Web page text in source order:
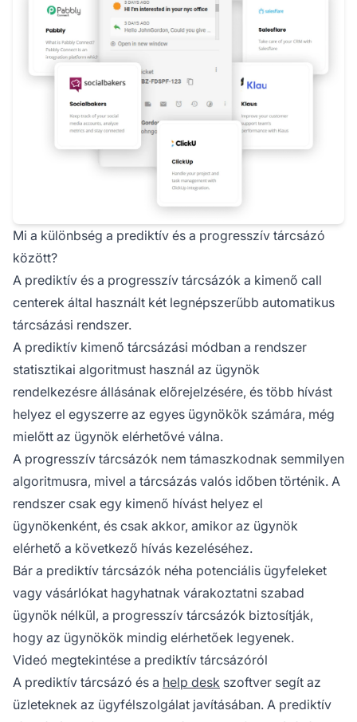
Mi a különbség a prediktív és a progresszív tárcsázó
között?
A prediktív és a progresszív tárcsázók a kimenő call
centerek által használt két legnépszerűbb automatikus
tárcsázási rendszer.
A prediktív kimenő tárcsázási módban a rendszer
statisztikai algoritmust használ az ügynök
rendelkezésre állásának előrejelzésére, és több hívást
helyez el egyszerre az egyes ügynökök számára, még
mielőtt az ügynök elérhetővé válna.
A progresszív tárcsázók nem támaszkodnak semmilyen
algoritmusra, mivel a tárcsázás valós időben történik. A
rendszer csak egy kimenő hívást helyez el
ügynökenként, és csak akkor, amikor az ügynök
elérhető a következő hívás kezeléséhez.
Bár a prediktív tárcsázók néha potenciális ügyfeleket
vagy vásárlókat hagyhatnak várakoztatni szabad
ügynök nélkül, a progresszív tárcsázók biztosítják,
hogy az ügynökök mindig elérhetőek legyenek.
Videó megtekintése a prediktív tárcsázóról
A prediktív tárcsázó és a help desk szoftver segít az
üzleteknek az ügyfélszolgálat javításában. A prediktív